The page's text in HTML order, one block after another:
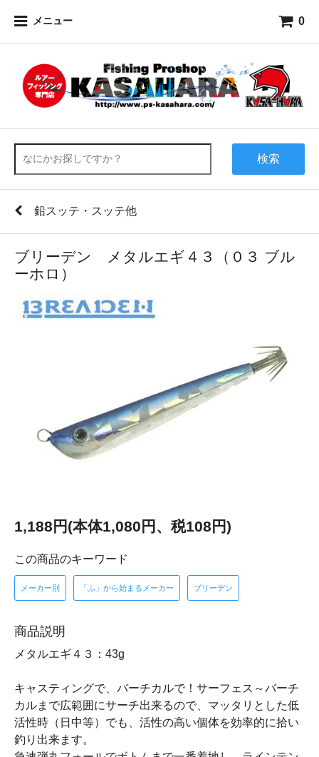
メニュー 0
検索
鉛スッテ・スッテ他
ブリーデン メタルエギ４３（０３ ブル
ーホロ）
1,188円(本体1,080円、税108円)
この商品のキーワード
メーカー別 「ふ」から始まるメーカー ブリーデン
商品説明
メタルエギ４３：43g
キャスティングで、バーチカルで！サーフェス～バーチ
カルまで広範囲にサーチ出来るので、マッタリとした低
活性時（日中等）でも、活性の高い個体を効率的に拾い
釣り出来ます。